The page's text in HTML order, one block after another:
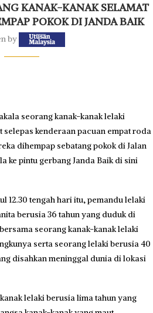
KANAK-KANAK SELAMAT
POKOK DI JANDA BAIK
by
seorang kanak-kanak lelaki
kenderaan pacuan empat roda
dihempap sebatang pokok di Jalan
ke pintu gerbang Janda Baik di sini
12.30 tengah hari itu, pemandu lelaki
berusia 36 tahun yang duduk di
seorang kanak-kanak lelaki
serta seorang lelaki berusia 40
disahkan meninggal dunia di lokasi
lelaki berusia lima tahun yang